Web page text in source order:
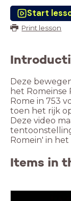
Start
Print lesson
Deze
het Romeinse
Rome in 753
toen het rijk
Deze video
Romein' in
Items in